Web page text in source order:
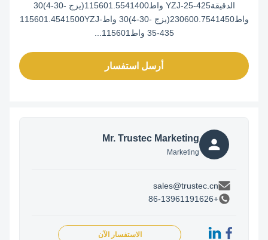
الدقيقةYZJ-25-425 واط115601.5541400(يزج -30-4)30
واط230600.7541450(يزج -30-4)30 واط115601.4541500YZJ-
35-435 واط115601...
أرسل استفسار
Mr. Trustec Marketing
Marketing
sales@trustec.cn
الاستفسار الآن